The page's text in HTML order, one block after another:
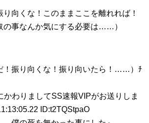
向くな！このままここを離れれば！
事なんか気にする必要は……）
！振り向くな！振り向いたら！……）ﾁ
かわりましてSS速報VIPがお送りしま
ID:t2TQStpaO